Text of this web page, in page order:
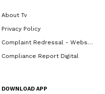
About Tv
Privacy Policy
Complaint Redressal - Website
Compliance Report Digital
DOWNLOAD APP